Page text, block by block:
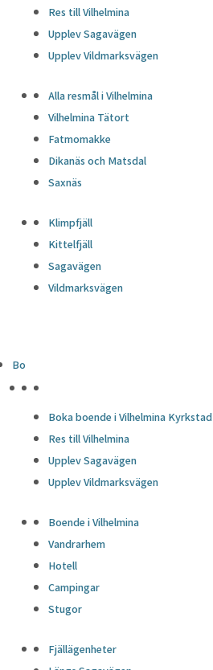
Res till Vilhelmina
Upplev Sagavägen
Upplev Vildmarksvägen
Alla resmål i Vilhelmina
Vilhelmina Tätort
Fatmomakke
Dikanäs och Matsdal
Saxnäs
Klimpfjäll
Kittelfjäll
Sagavägen
Vildmarksvägen
Bo
Boka boende i Vilhelmina Kyrkstad
Res till Vilhelmina
Upplev Sagavägen
Upplev Vildmarksvägen
Boende i Vilhelmina
Vandrarhem
Hotell
Campingar
Stugor
Fjällägenheter